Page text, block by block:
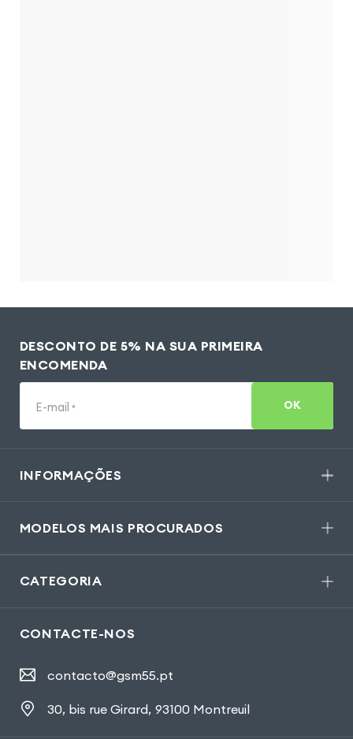
DESCONTO DE 5% NA SUA PRIMEIRA
ENCOMENDA
E-mail * OK
INFORMAÇÕES
MODELOS MAIS PROCURADOS
CATEGORIA
CONTACTE-NOS
contacto@gsm55.pt
30, bis rue Girard, 93100 Montreuil